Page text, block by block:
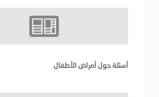
أسئلة حول أمراض الأطفال